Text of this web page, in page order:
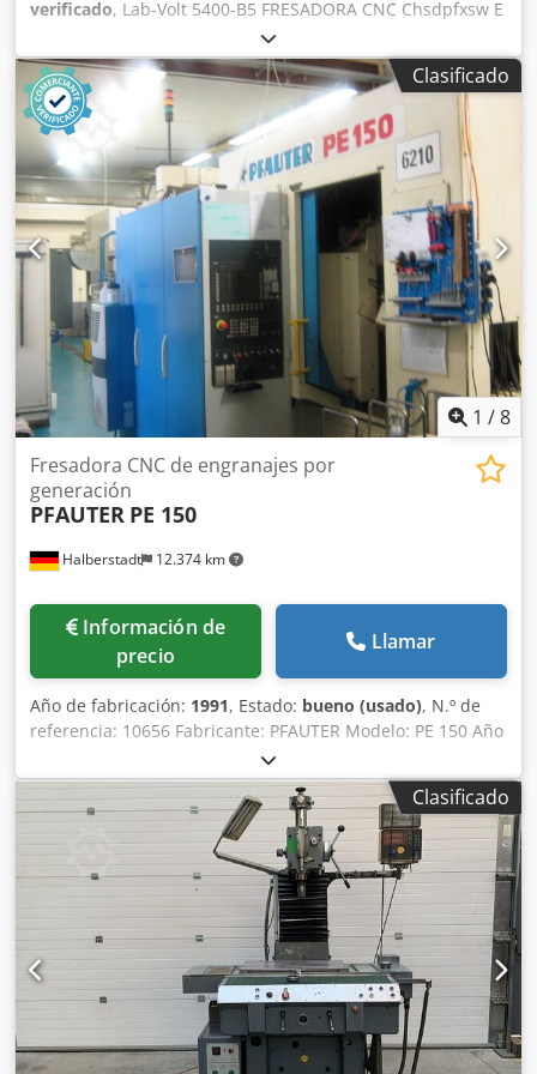
verificado, Lab-Volt 5400-B5 FRESADORA CNC Chsdpfxsw E
A Uno Afloa - Accesorios según las imágenes
Clasificado
1 /8
Halberstadt 12.374 km
Fresadora CNC de engranajes por
generación
PFAUTER PE 150
Información de
precio
Llamar
Año de fabricación: 1991, Estado: bueno (usado), N.º de
referencia: 10656 Fabricante: PFAUTER Modelo: PE 150 Año
de fabricación: 1991 Tipo de control: CNC Control:
Sinumerik 840 Ubicación: Halberstadt País de origen:
Alemania Velocidad de giro: 150 - 600 rpm
Portaherramientas: SK 40 Longitud de la máquina: 4700
mm Anchura de la máquina: 3600 mm Altura de la
máquina: 2800 mm Chsdpfx Afezkpx Ujlsa Peso: 8 t
Diámetro de la pieza de trabajo: 150 mm Anchura máxima
del diente: 150 - 200 mm Diámetro de la mesa: 160 mm
Orificio de la mesa: 63 mm Diámetro máximo de la fresa:
130 mm Longitud máxima de la fresa: 220 mm Ángulo de
giro: +/- 45° Información adicional: - La máquina se ha
modernizado por completo con un sistema Siemens 840D,
es decir, motores y armario de control. - El cabezal de
Clasificado